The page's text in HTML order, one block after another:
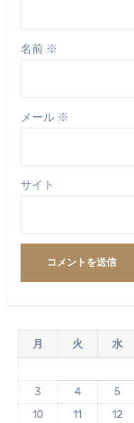
名前 ※
メール ※
サイト
月 火 水
3
4 5
10
11 12